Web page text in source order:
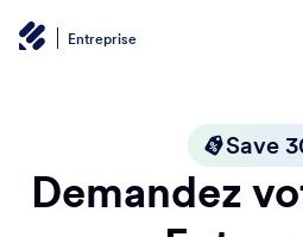
Entreprise
Save
Demandez